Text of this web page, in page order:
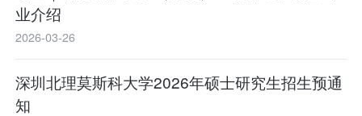
业介绍
2026-03-26
深圳北理莫斯科大学2026年硕士研究生招生预通
知